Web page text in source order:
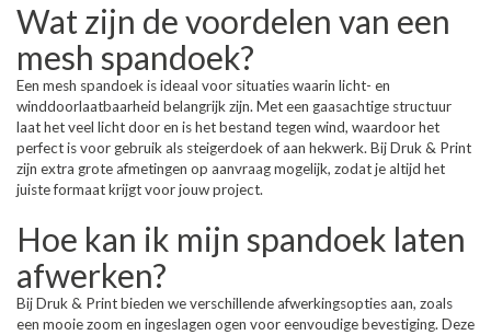
Wat zijn de voordelen van een
mesh spandoek?
Een mesh spandoek is ideaal voor situaties waarin licht- en
winddoorlaatbaarheid belangrijk zijn. Met een gaasachtige structuur
laat het veel licht door en is het bestand tegen wind, waardoor het
perfect is voor gebruik als steigerdoek of aan hekwerk. Bij Druk & Print
zijn extra grote afmetingen op aanvraag mogelijk, zodat je altijd het
juiste formaat krijgt voor jouw project.
Hoe kan ik mijn spandoek laten
afwerken?
Bij Druk & Print bieden we verschillende afwerkingsopties aan, zoals
een mooie zoom en ingeslagen ogen voor eenvoudige bevestiging. Deze